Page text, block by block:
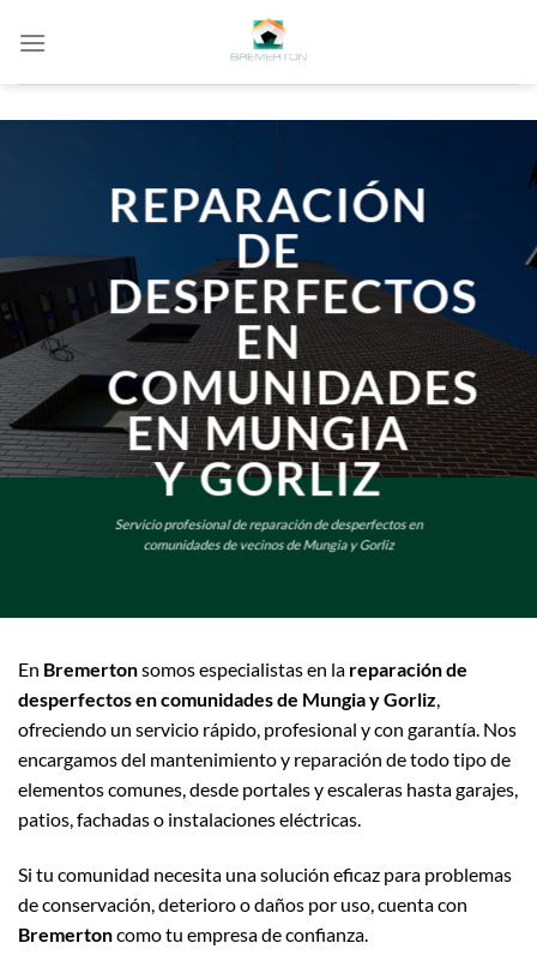
REPARACIÓN
DE
DESPERFECTOS
EN
COMUNIDADES
EN MUNGIA
Y GORLIZ
Servicio profesional de reparación de desperfectos en
comunidades de vecinos de Mungia y Gorliz
En Bremertonsomos especialistas en la reparación de
desperfectos en comunidades de Mungia y Gorliz,
ofreciendo un servicio rápido, profesional y con garantía. Nos
encargamos del mantenimiento y reparación de todo tipo de
elementos comunes, desde portales y escaleras hasta garajes,
patios, fachadas o instalaciones eléctricas.
Si tu comunidad necesita una solución eficaz para problemas
de conservación, deterioro o daños por uso, cuenta con
Bremertoncomo tu empresa de confianza.